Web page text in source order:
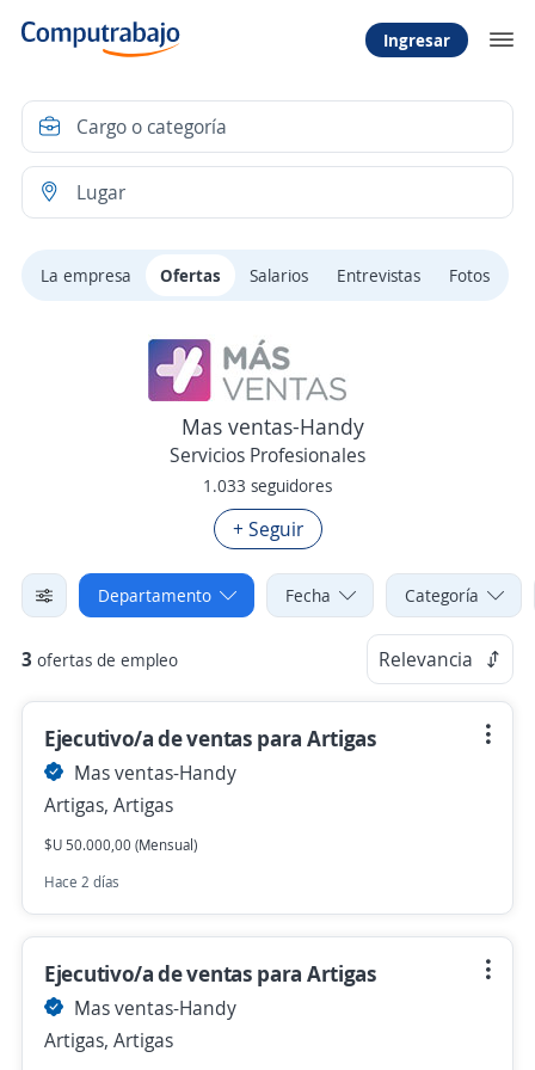
Ingresar
La empresa Ofertas Salarios Entrevistas Fotos
Mas ventas-Handy
Servicios Profesionales
1.033 seguidores
+ Seguir
Departamento Fecha Categoría
3 ofertas de empleo Relevancia
Ejecutivo/a de ventas para Artigas
Mas ventas-Handy
Artigas, Artigas
$U 50.000,00 (Mensual)
Hace 2 días
Ejecutivo/a de ventas para Artigas
Mas ventas-Handy
Artigas, Artigas